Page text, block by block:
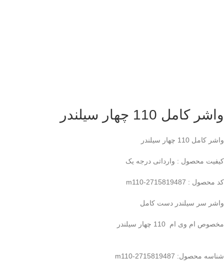
واشر کامل 110 چهار سیلندر
واشر کامل 110 چهار سیلندر
کیفیت محصول : وارداتی درجه یک
کد محصول : m110-2715819487
واشر سر سیلندر دست کامل
مخصوص ام وی ام 110 چهار سیلندر
شناسه محصول: m110-2715819487